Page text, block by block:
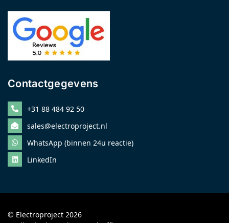
Contactgegevens
+31 88 484 92 50
sales@electroproject.nl
WhatsApp (binnen 24u reactie)
LinkedIn
© Electroproject 2026